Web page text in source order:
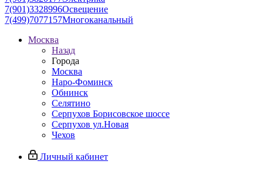
7(901)3328996Освещение
7(499)7077157Многоканальный
Москва
Назад
Города
Москва
Наро-Фоминск
Обнинск
Селятино
Серпухов Борисовское шоссе
Серпухов ул.Новая
Чехов
Личный кабинет